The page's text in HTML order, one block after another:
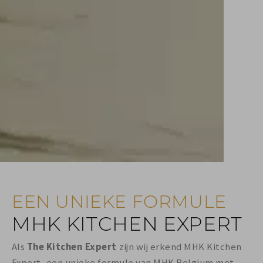
EEN UNIEKE FORMULE
MHK KITCHEN EXPERT
Als The Kitchen Expert zijn wij erkend MHK Kitchen